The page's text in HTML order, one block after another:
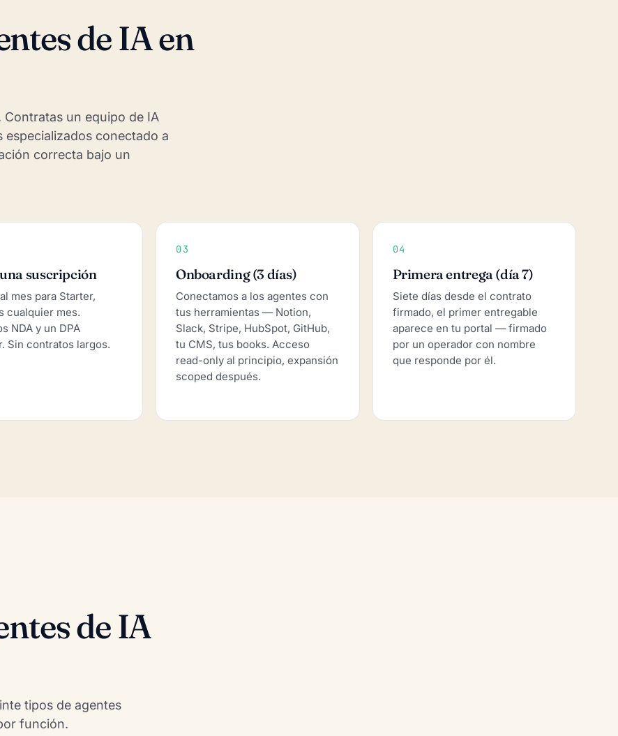
de IA en
un equipo de IA
conectado a
correcta bajo un
suscripción
mes para Starter,
cualquier mes.
NDA y un DPA
Sin contratos largos.
03
Onboarding (3 días)
Conectamos a los agentes con
tus herramientas — Notion,
Slack, Stripe, HubSpot, GitHub,
tu CMS, tus books. Acceso
read-only al principio, expansión
scoped después.
04
Primera entrega (día 7)
Siete días desde el contrato
firmado, el primer entregable
aparece en tu portal — firmado
por un operador con nombre
que responde por él.
de IA
tipos de agentes
función.